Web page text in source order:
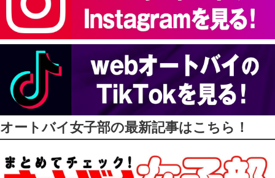
オートバイ女子部の最新記事はこちら！